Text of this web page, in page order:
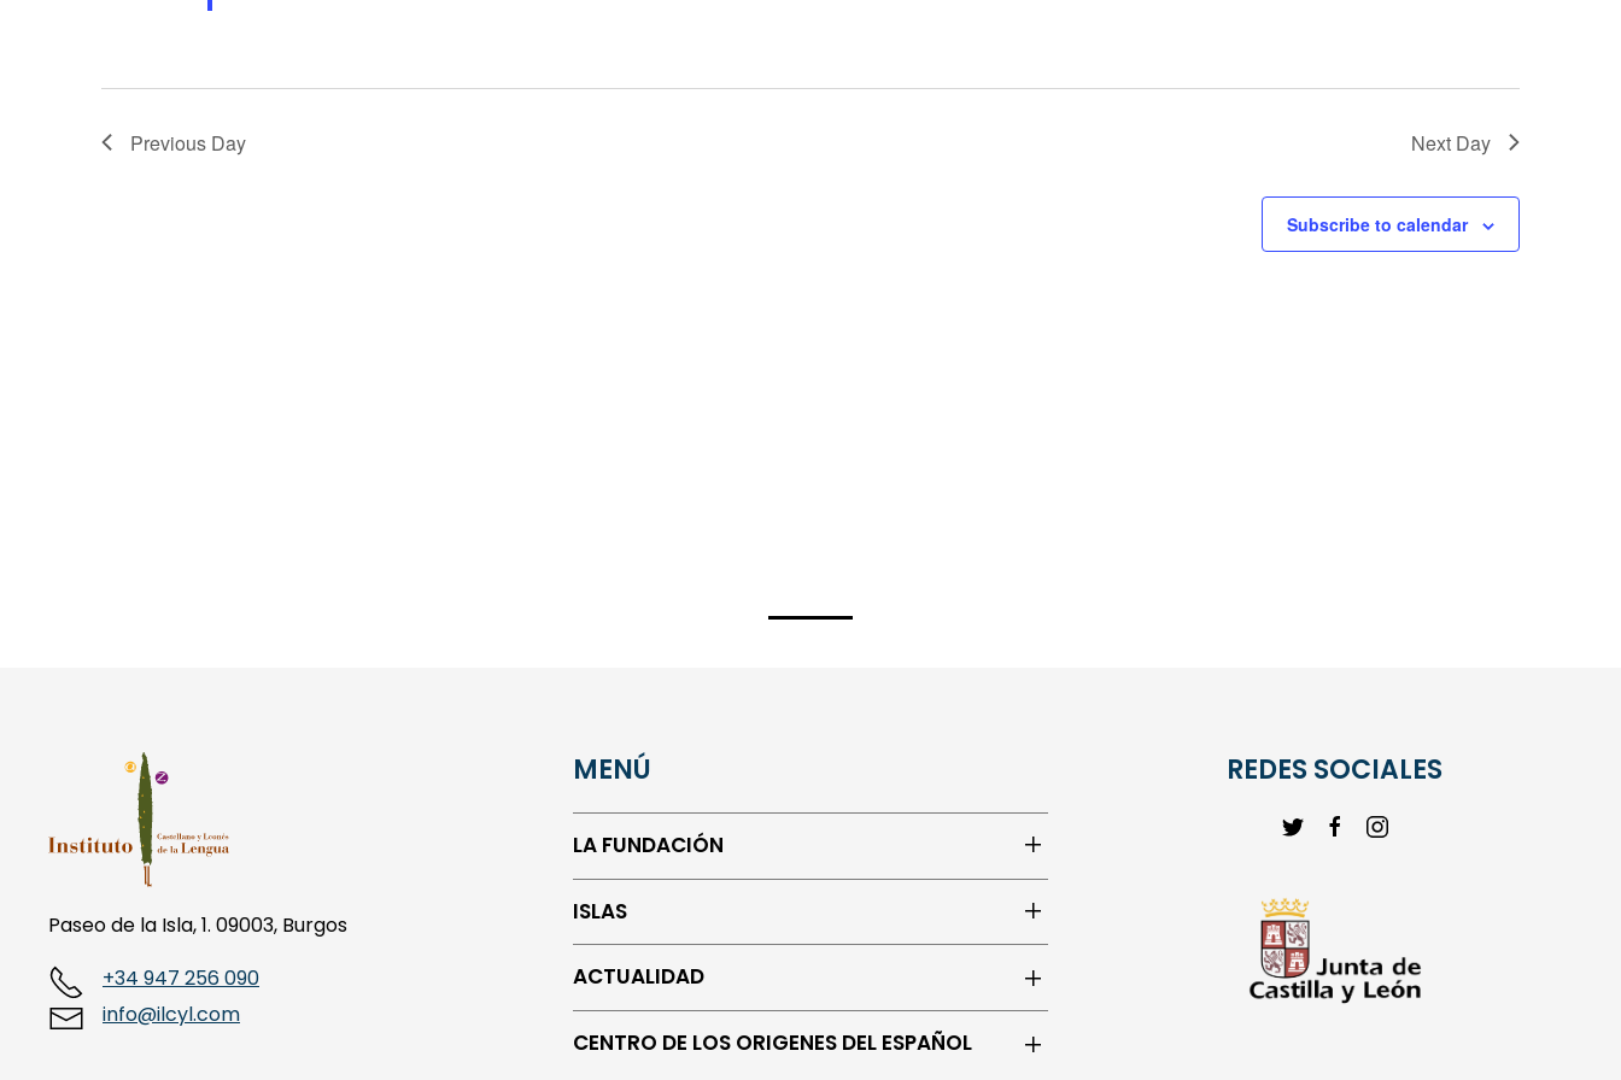
Previous Day Next Day
Subscribe to calendar
Paseo de la Isla, 1. 09003, Burgos
+34 947 256 090
info@ilcyl.com
MENÚ
LA FUNDACIÓN
ISLAS
ACTUALIDAD
CENTRO DE LOS ORIGENES DEL ESPAÑOL
REDES SOCIALES